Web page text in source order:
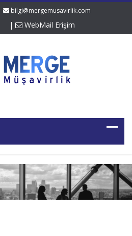
bilgi@mergemusavirlik.com
| WebMail Erişim